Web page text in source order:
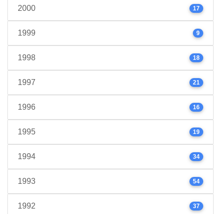
2000 17
1999 9
1998 18
1997 21
1996 16
1995 19
1994 34
1993 54
1992 37